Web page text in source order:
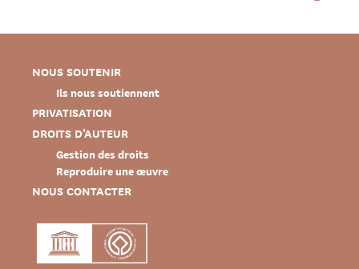
NOUS SOUTENIR
Ils nous soutiennent
PRIVATISATION
DROITS D’AUTEUR
Gestion des droits
Reproduire une œuvre
NOUS CONTACTER